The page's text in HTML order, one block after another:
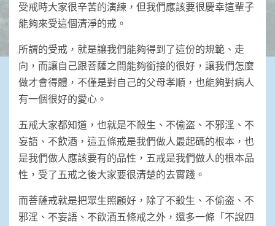
受戒時大家很辛苦的演練，但我們應該要很慶幸這輩子
能夠來受這個清淨的戒。
所謂的受戒，就是讓我們能夠得到了這份的規範、走
向，而讓自己跟菩薩之間能夠銜接的很好，讓我們怎麼
做才會得體，不僅是對自己的父母孝順，也能夠對病人
有一個很好的愛心。
五戒大家都知道，也就是不殺生、不偷盗、不邪淫、不
妄語、不飲酒，這五條戒是我們做人最起碼的根本，也
是我們做人應該要有的品性，五戒是我們做人的根本品
性，受了五戒之後大家要很清楚的去實踐。
而菩薩戒就是把眾生照顧好，除了不殺生、不偷盗、不
邪淫、不妄語、不飲酒五條戒之外，還多一條「不說四